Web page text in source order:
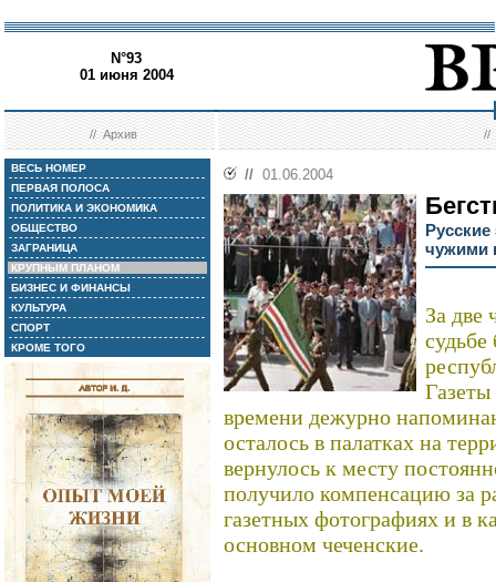
N°93
01 июня 2004
//Архив //
ВЕСЬ НОМЕР
ПЕРВАЯ ПОЛОСА
ПОЛИТИКА И ЭКОНОМИКА
ОБЩЕСТВО
ЗАГРАНИЦА
КРУПНЫМ ПЛАНОМ
БИЗНЕС И ФИНАНСЫ
КУЛЬТУРА
СПОРТ
КРОМЕ ТОГО
// 01.06.2004
Русские
чужими
За две
судьбе
времени дежурно
осталось в палатках на
вернулось к месту
получило компенсацию за
газетных фотографиях и в
основном чеченские.